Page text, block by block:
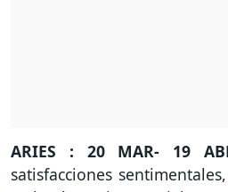
ARIES : 20 MAR- 19
satisfacciones